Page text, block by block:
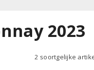
2023
2 soortgelijke